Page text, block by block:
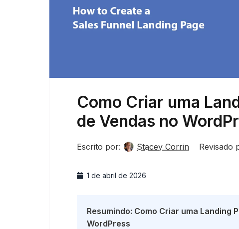
Como Criar uma
de Vendas no
Escrito por: Stacey Corrin Revisado
1 de abril de 2026
Resumindo: Como Criar uma Landing
WordPress